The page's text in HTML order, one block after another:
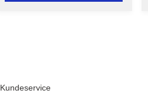
Kundeservice